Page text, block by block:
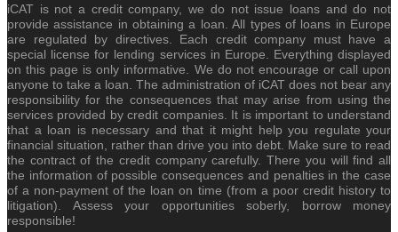
iCAT is not a credit company, we do not issue loans and do not
provide assistance in obtaining a loan. All types of loans in Europe
are regulated by directives. Each credit company must have a
special license for lending services in Europe. Everything displayed
on this page is only informative. We do not encourage or call upon
anyone to take a loan. The administration of iCAT does not bear any
responsibility for the consequences that may arise from using the
services provided by credit companies. It is important to understand
that a loan is necessary and that it might help you regulate your
financial situation, rather than drive you into debt. Make sure to read
the contract of the credit company carefully. There you will find all
the information of possible consequences and penalties in the case
of a non-payment of the loan on time (from a poor credit history to
litigation). Assess your opportunities soberly, borrow money
responsible!